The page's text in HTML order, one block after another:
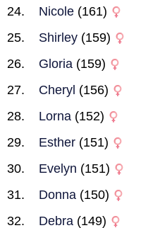
Nicole (161)
Shirley (159)
Gloria (159)
Cheryl (156)
Lorna (152)
Esther (151)
Evelyn (151)
Donna (150)
Debra (149)